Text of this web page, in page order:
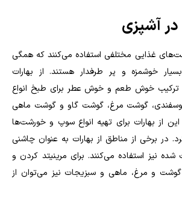
در آشپزی
غذایی مختلفی استفاده می‌کنند که همگی
خوشمزه و پر طرفدار هستند. از بهارات
ترکیب خوش طعم و خوش عطر برای طبخ انواع
گوشت مرغ، گوشت گاو و گوشت ماهی
این از بهارات برای تهیه انواع سوپ و خورشت‌ها
در برخی از مناطق از بهارات به عنوان چاشنی
نیز استفاده می‌کنند. برای مرینیتد کردن و
و مرغ، ماهی و سبزیجات نیز می‌توان از